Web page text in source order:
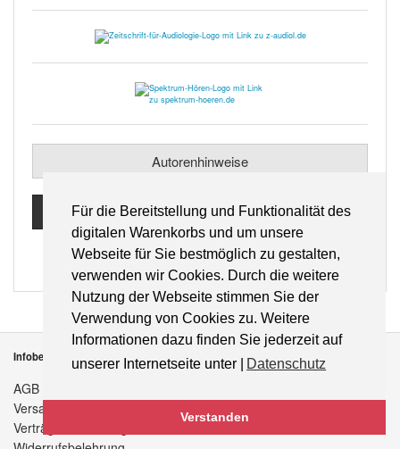
Für die Bereitstellung und Funktionalität des
digitalen Warenkorbs und um unsere
Webseite für Sie bestmöglich zu gestalten,
verwenden wir Cookies. Durch die weitere
Nutzung der Webseite stimmen Sie der
Verwendung von Cookies zu. Weitere
Informationen dazu finden Sie jederzeit auf
unserer Internetseite unter |
Datenschutz
Verstanden
Autorenhinweise
Anzeigenpreislisten
Infobereich
AGB
Versandkosten
Verträge hier kündigen